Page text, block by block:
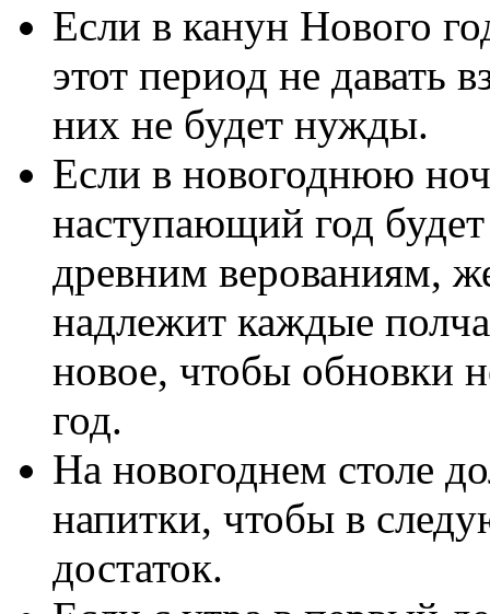
Если в канун Нового
этот период не
них не будет нужды.
Если в новогоднюю
наступающий год
древним верованиям,
надлежит каждые
новое, чтобы обновки
год.
На новогоднем столе
напитки, чтобы в
достаток.